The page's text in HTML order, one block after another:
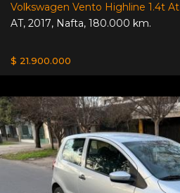
Volkswagen Vento Highline 1.4t At
AT, 2017, Nafta, 180.000 km.
$ 21.900.000